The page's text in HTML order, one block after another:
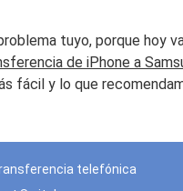
tuyo, porque hoy
de iPhone a
fácil y lo que
telefónica